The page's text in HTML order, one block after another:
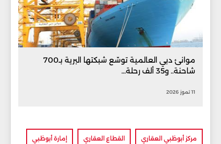
موانئ دبي العالمية توسّع شبكتها البرية بـ700
شاحنة.. و35 ألف رحلة...
11 تموز 2026
مركز أبوظبي العقاري القطاع العقاري إمارة أبوظبي